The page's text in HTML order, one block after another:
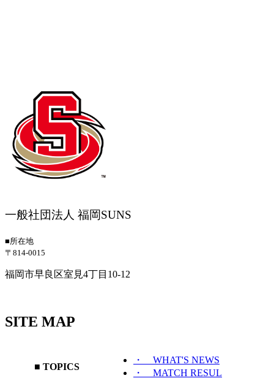
一般社団法人 福岡SUNS
■所在地
〒814-0015
福岡市早良区室見4丁目10-12
SITE MAP
■ TOPICS
・ WHAT'S NEWS
・ MATCH RESUL